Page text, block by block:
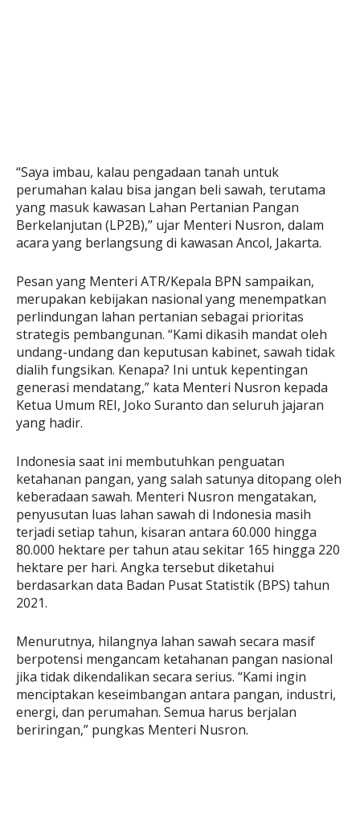
“Saya imbau, kalau pengadaan tanah untuk
perumahan kalau bisa jangan beli sawah, terutama
yang masuk kawasan Lahan Pertanian Pangan
Berkelanjutan (LP2B),” ujar Menteri Nusron, dalam
acara yang berlangsung di kawasan Ancol, Jakarta.
Pesan yang Menteri ATR/Kepala BPN sampaikan,
merupakan kebijakan nasional yang menempatkan
perlindungan lahan pertanian sebagai prioritas
strategis pembangunan. “Kami dikasih mandat oleh
undang-undang dan keputusan kabinet, sawah tidak
dialih fungsikan. Kenapa? Ini untuk kepentingan
generasi mendatang,” kata Menteri Nusron kepada
Ketua Umum REI, Joko Suranto dan seluruh jajaran
yang hadir.
Indonesia saat ini membutuhkan penguatan
ketahanan pangan, yang salah satunya ditopang oleh
keberadaan sawah. Menteri Nusron mengatakan,
penyusutan luas lahan sawah di Indonesia masih
terjadi setiap tahun, kisaran antara 60.000 hingga
80.000 hektare per tahun atau sekitar 165 hingga 220
hektare per hari. Angka tersebut diketahui
berdasarkan data Badan Pusat Statistik (BPS) tahun
2021.
Menurutnya, hilangnya lahan sawah secara masif
berpotensi mengancam ketahanan pangan nasional
jika tidak dikendalikan secara serius. “Kami ingin
menciptakan keseimbangan antara pangan, industri,
energi, dan perumahan. Semua harus berjalan
beriringan,” pungkas Menteri Nusron.